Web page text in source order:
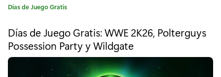
r
a
t
C
e
g
o
Días de Juego Gratis
Días de Juego Gratis: WWE 2K26, Polterguys
Possession Party y Wildgate